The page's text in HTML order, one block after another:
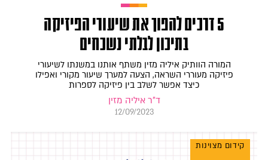
5 דרכים להפוך את שיעורי הפיזיקה
בתיכון לבלתי נשכחים
המורה הוותיק איליה מזין משתף אותנו במשנתו לשיעורי
פיזיקה מעוררי השראה, הצעה למערך שיעור מקורי ואפילו
כיצד אפשר לשלב בין פיזיקה לספרות
ד"ר איליה מזין
12/09/2023
קידום מצוינות